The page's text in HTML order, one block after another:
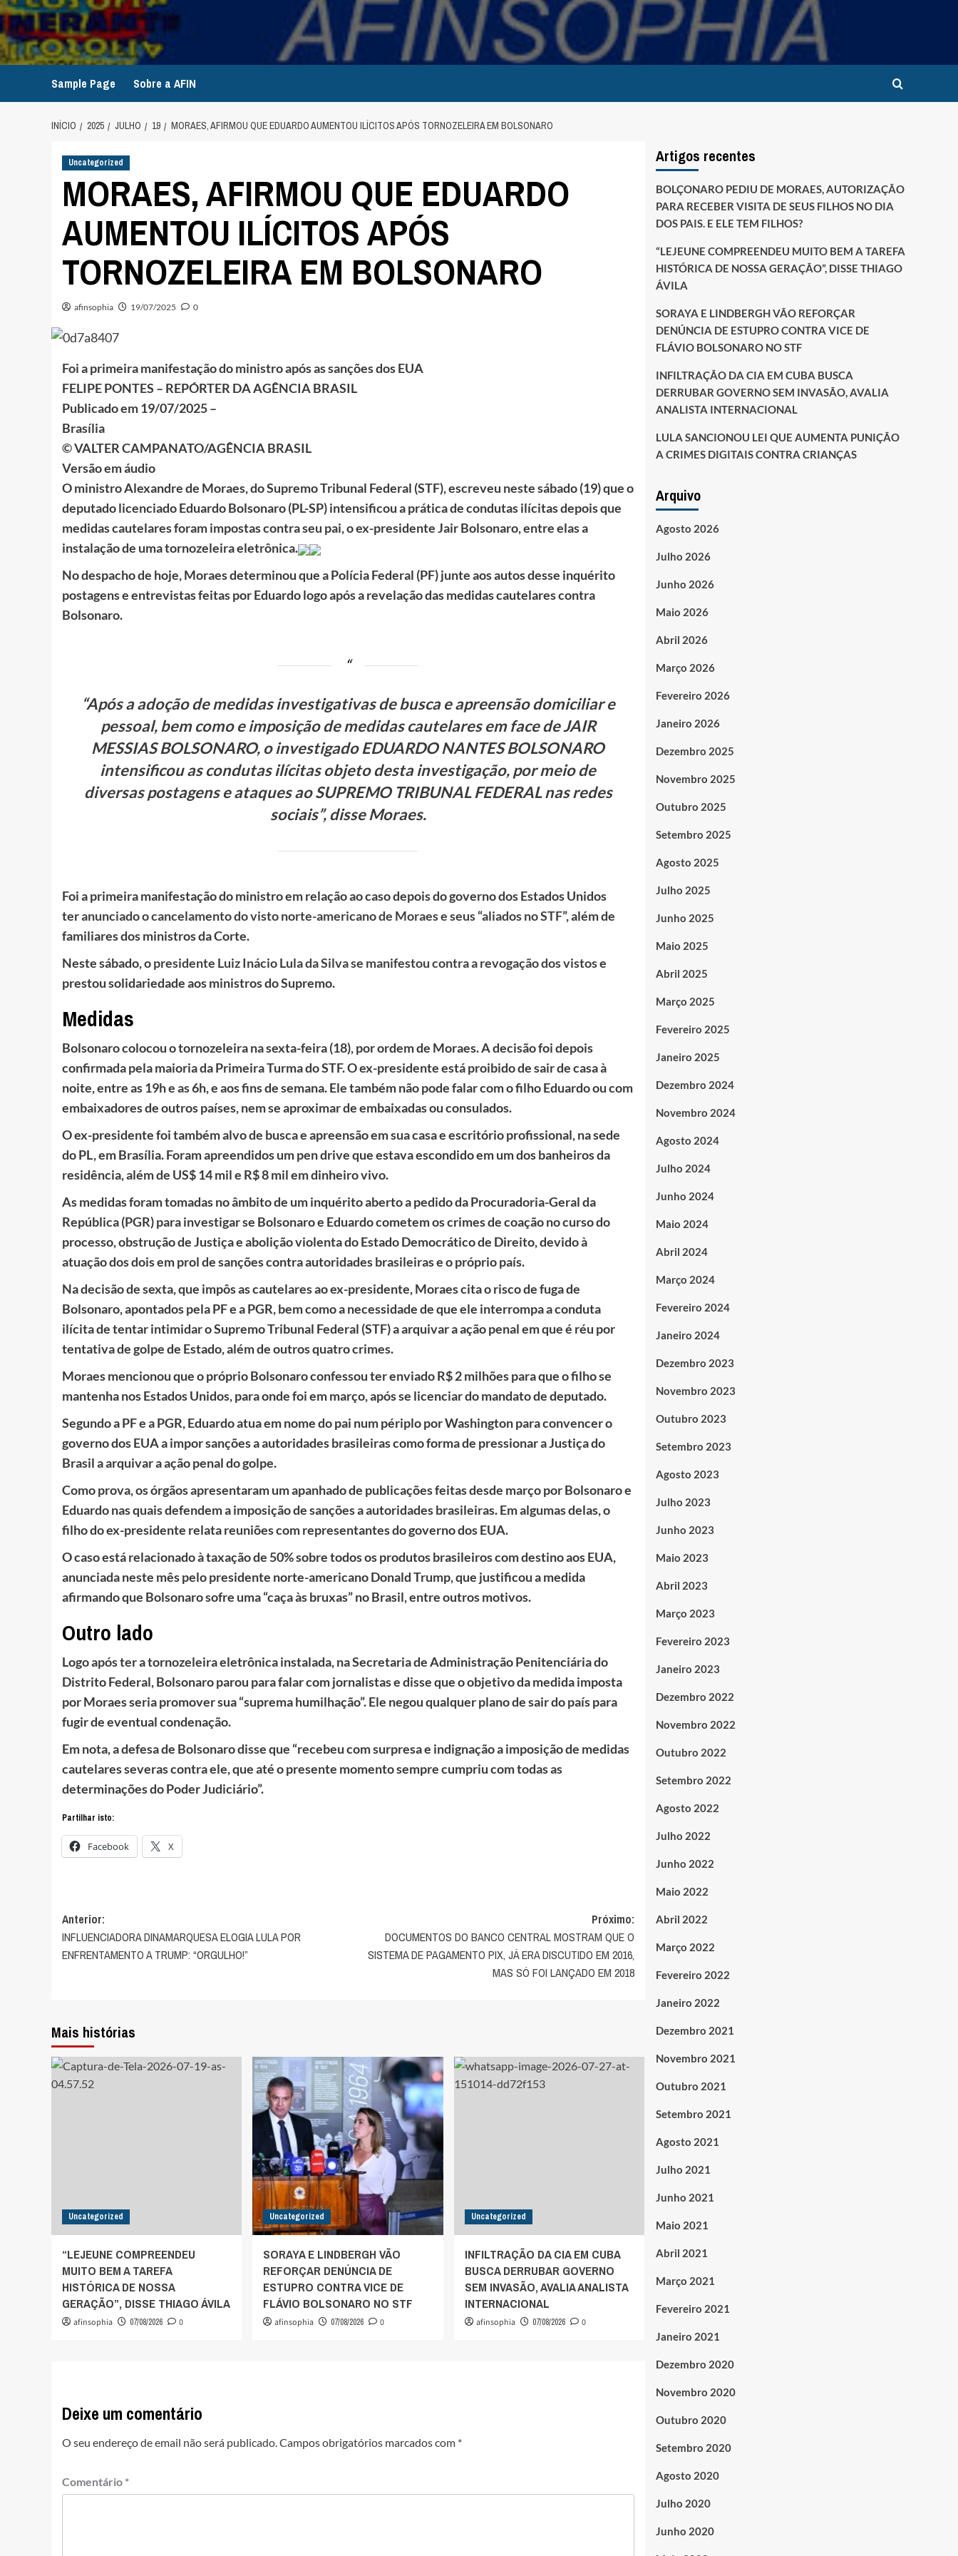
Avançar
para
o
conteúdo
Sample Page Sobre a AFIN
INÍCIO 2025 JULHO 19 MORAES, AFIRMOU QUE EDUARDO AUMENTOU ILÍCITOS APÓS TORNOZELEIRA EM BOLSONARO
Uncategorized
MORAES, AFIRMOU QUE EDUARDO
AUMENTOU ILÍCITOS APÓS
TORNOZELEIRA EM BOLSONARO
afinsophia 19/07/2025 0
Foi a primeira manifestação do ministro após as sanções dos EUA
FELIPE PONTES – REPÓRTER DA AGÊNCIA BRASIL
Publicado em 19/07/2025 –
Brasília
© VALTER CAMPANATO/AGÊNCIA BRASIL
Versão em áudio
O ministro Alexandre de Moraes, do Supremo Tribunal Federal (STF), escreveu neste sábado (19) que o
deputado licenciado Eduardo Bolsonaro (PL-SP) intensificou a prática de condutas ilícitas depois que
medidas cautelares foram impostas contra seu pai, o ex-presidente Jair Bolsonaro, entre elas a
instalação de uma tornozeleira eletrônica.
No despacho de hoje, Moraes determinou que a Polícia Federal (PF) junte aos autos desse inquérito
postagens e entrevistas feitas por Eduardo logo após a revelação das medidas cautelares contra
Bolsonaro.
“Após a adoção de medidas investigativas de busca e apreensão domiciliar e
pessoal, bem como e imposição de medidas cautelares em face de JAIR
MESSIAS BOLSONARO, o investigado EDUARDO NANTES BOLSONARO
intensificou as condutas ilícitas objeto desta investigação, por meio de
diversas postagens e ataques ao SUPREMO TRIBUNAL FEDERAL nas redes
sociais”, disse Moraes.
Foi a primeira manifestação do ministro em relação ao caso depois do governo dos Estados Unidos
teranunciado o cancelamento do visto norte-americano de Moraes e seus “aliados no STF”, além de
familiares dos ministros da Corte.
Neste sábado, opresidente Luiz Inácio Lula da Silva se manifestou contra a revogação dos vistose
prestou solidariedade aos ministros do Supremo.
Medidas
Bolsonaro colocou o tornozeleira na sexta-feira (18), por ordem de Moraes. A decisão foi depois
confirmada pela maioria da Primeira Turma do STF. O ex-presidente está proibido de sair de casa à
noite, entre as 19h e as 6h, e aos fins de semana. Ele também não pode falar com o filho Eduardo ou com
embaixadores de outros países, nem se aproximar de embaixadas ou consulados.
O ex-presidente foi também alvo de busca e apreensão em sua casa e escritório profissional, na sede
do PL, em Brasília. Foram apreendidos um pen drive que estava escondido em um dos banheiros da
residência, além de US$ 14 mil e R$ 8 mil em dinheiro vivo.
As medidas foram tomadas no âmbito de um inquérito aberto a pedido da Procuradoria-Geral da
República (PGR) para investigar se Bolsonaro e Eduardo cometem os crimes de coação no curso do
processo, obstrução de Justiça e abolição violenta do Estado Democrático de Direito, devido à
atuação dos dois em prol de sanções contra autoridades brasileiras e o próprio país.
Na decisão de sexta, que impôs as cautelares ao ex-presidente, Moraes cita o risco de fuga de
Bolsonaro, apontados pela PF e a PGR, bem como a necessidade de que ele interrompa a conduta
ilícita de tentar intimidar o Supremo Tribunal Federal (STF) a arquivar a ação penal em que é réu por
tentativa de golpe de Estado, além de outros quatro crimes.
Moraes mencionou que o próprio Bolsonaro confessou ter enviado R$ 2 milhões para que o filho se
mantenha nos Estados Unidos, para onde foi em março, após se licenciar do mandato de deputado.
Segundo a PF e a PGR, Eduardo atua em nome do pai num périplo por Washington para convencer o
governo dos EUA a impor sanções a autoridades brasileiras como forma de pressionar a Justiça do
Brasil a arquivar a ação penal do golpe.
Como prova, os órgãos apresentaram um apanhado de publicações feitas desde março por Bolsonaro e
Eduardo nas quais defendem a imposição de sanções a autoridades brasileiras. Em algumas delas, o
filho do ex-presidente relata reuniões com representantes do governo dos EUA.
O caso está relacionado à taxação de 50% sobre todos os produtos brasileiros com destino aos EUA,
anunciada neste mês pelo presidente norte-americano Donald Trump, que justificou a medida
afirmando que Bolsonaro sofre uma “caça às bruxas” no Brasil, entre outros motivos.
Outro lado
Logo após ter a tornozeleira eletrônica instalada, na Secretaria de Administração Penitenciária do
Distrito Federal, Bolsonaro parou para falar com jornalistas e disse que o objetivo da medida imposta
por Moraes seria promover sua “suprema humilhação”. Ele negou qualquer plano de sair do país para
fugir de eventual condenação.
Em nota, a defesa de Bolsonaro disse que “recebeu com surpresa e indignação a imposição de medidas
cautelares severas contra ele, que até o presente momento sempre cumpriu com todas as
determinações do Poder Judiciário”.
Partilhar isto:
Facebook X
Navegação
de
artigos
Anterior:
INFLUENCIADORA DINAMARQUESA ELOGIA LULA POR
ENFRENTAMENTO A TRUMP: “ORGULHO!”
Próximo:
DOCUMENTOS DO BANCO CENTRAL MOSTRAM QUE O
SISTEMA DE PAGAMENTO PIX, JÁ ERA DISCUTIDO EM 2016,
MAS SÓ FOI LANÇADO EM 2018
Mais histórias
Uncategorized
“LEJEUNE COMPREENDEU
MUITO BEM A TAREFA
HISTÓRICA DE NOSSA
GERAÇÃO”, DISSE THIAGO ÁVILA
afinsophia 07/08/2026 0
Uncategorized
SORAYA E LINDBERGH VÃO
REFORÇAR DENÚNCIA DE
ESTUPRO CONTRA VICE DE
FLÁVIO BOLSONARO NO STF
afinsophia 07/08/2026 0
Uncategorized
INFILTRAÇÃO DA CIA EM CUBA
BUSCA DERRUBAR GOVERNO
SEM INVASÃO, AVALIA ANALISTA
INTERNACIONAL
afinsophia 07/08/2026 0
Deixe um comentário
O seu endereço de email não será publicado. Campos obrigatórios marcados com *
Comentário *
Artigos recentes
BOLÇONARO PEDIU DE MORAES, AUTORIZAÇÃO
PARA RECEBER VISITA DE SEUS FILHOS NO DIA
DOS PAIS. E ELE TEM FILHOS?
“LEJEUNE COMPREENDEU MUITO BEM A TAREFA
HISTÓRICA DE NOSSA GERAÇÃO”, DISSE THIAGO
ÁVILA
SORAYA E LINDBERGH VÃO REFORÇAR
DENÚNCIA DE ESTUPRO CONTRA VICE DE
FLÁVIO BOLSONARO NO STF
INFILTRAÇÃO DA CIA EM CUBA BUSCA
DERRUBAR GOVERNO SEM INVASÃO, AVALIA
ANALISTA INTERNACIONAL
LULA SANCIONOU LEI QUE AUMENTA PUNIÇÃO
A CRIMES DIGITAIS CONTRA CRIANÇAS
Arquivo
Agosto 2026
Julho 2026
Junho 2026
Maio 2026
Abril 2026
Março 2026
Fevereiro 2026
Janeiro 2026
Dezembro 2025
Novembro 2025
Outubro 2025
Setembro 2025
Agosto 2025
Julho 2025
Junho 2025
Maio 2025
Abril 2025
Março 2025
Fevereiro 2025
Janeiro 2025
Dezembro 2024
Novembro 2024
Agosto 2024
Julho 2024
Junho 2024
Maio 2024
Abril 2024
Março 2024
Fevereiro 2024
Janeiro 2024
Dezembro 2023
Novembro 2023
Outubro 2023
Setembro 2023
Agosto 2023
Julho 2023
Junho 2023
Maio 2023
Abril 2023
Março 2023
Fevereiro 2023
Janeiro 2023
Dezembro 2022
Novembro 2022
Outubro 2022
Setembro 2022
Agosto 2022
Julho 2022
Junho 2022
Maio 2022
Abril 2022
Março 2022
Fevereiro 2022
Janeiro 2022
Dezembro 2021
Novembro 2021
Outubro 2021
Setembro 2021
Agosto 2021
Julho 2021
Junho 2021
Maio 2021
Abril 2021
Março 2021
Fevereiro 2021
Janeiro 2021
Dezembro 2020
Novembro 2020
Outubro 2020
Setembro 2020
Agosto 2020
Julho 2020
Junho 2020